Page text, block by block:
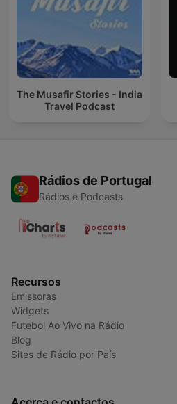
The Musafir Stories - India
Travel Podcast
Rádios de Portugal
Rádios e Podcasts
Recursos
Emissoras
Widgets
Futebol Ao Vivo na Rádio
Blog
Sites de Rádio por País